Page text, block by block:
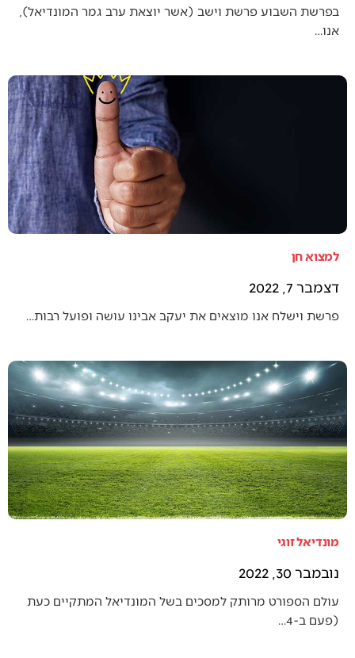
בפרשת השבוע פרשת וישב (אשר יוצאת ערב גמר המונדיאל),
אנו…
למצוא חן
דצמבר 7, 2022
פרשת וישלח אנו מוצאים את יעקב אבינו עושה ופועל רבות…
מונדיאל זוגי
נובמבר 30, 2022
עולם הספורט מרותק למסכים בשל המונדיאל המתקיים כעת
(פעם ב-4…